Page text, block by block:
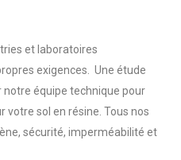
et laboratoires
exigences. Une étude
équipe technique pour
votre sol en résine. Tous nos
sécurité, imperméabilité et